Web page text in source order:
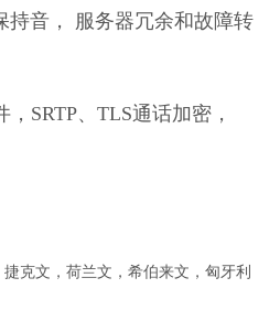
持音， 服务器冗余和故障转
SRTP、TLS通话加密，
捷克文，荷兰文，希伯来文，匈牙利